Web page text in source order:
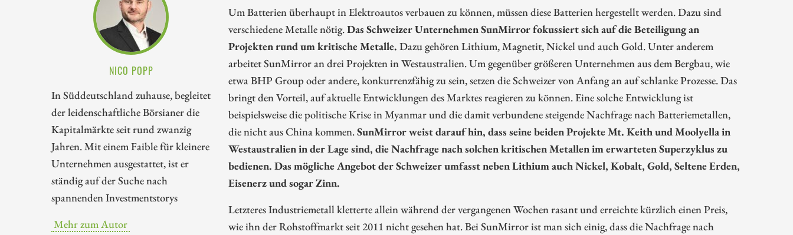
NICO POPP
In Süddeutschland zuhause, begleitet
der leidenschaftliche Börsianer die
Kapitalmärkte seit rund zwanzig
Jahren. Mit einem Faible für kleinere
Unternehmen ausgestattet, ist er
ständig auf der Suche nach
spannenden Investmentstorys
Mehr zum Autor
Um Batterien überhaupt in Elektroautos verbauen zu können, müssen diese Batterien hergestellt werden. Dazu sind
verschiedene Metalle nötig.Das Schweizer Unternehmen SunMirror fokussiert sich auf die Beteiligung an
Projekten rund um kritische Metalle. Dazu gehören Lithium, Magnetit, Nickel und auch Gold. Unter anderem
arbeitet SunMirror an drei Projekten in Westaustralien. Um gegenüber größeren Unternehmen aus dem Bergbau, wie
etwa BHP Group oder andere, konkurrenzfähig zu sein, setzen die Schweizer von Anfang an auf schlanke Prozesse. Das
bringt den Vorteil, auf aktuelle Entwicklungen des Marktes reagieren zu können. Eine solche Entwicklung ist
beispielsweise die politische Krise in Myanmar und die damit verbundene steigende Nachfrage nach Batteriemetallen,
die nicht aus China kommen.SunMirror weist darauf hin, dass seine beiden Projekte Mt. Keith und Moolyella in
Westaustralien in der Lage sind, die Nachfrage nach solchen kritischen Metallen im erwarteten Superzyklus zu
bedienen. Das mögliche Angebot der Schweizer umfasst neben Lithium auch Nickel, Kobalt, Gold, Seltene Erden,
Eisenerz und sogar Zinn.
Letzteres Industriemetall kletterte allein während der vergangenen Wochen rasant und erreichte kürzlich einen Preis,
wie ihn der Rohstoffmarkt seit 2011 nicht gesehen hat. Bei SunMirror ist man sich einig, dass die Nachfrage nach